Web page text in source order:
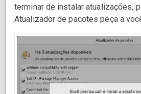
terminar de instalar atualizações,
Atualizador de pacotes peça a